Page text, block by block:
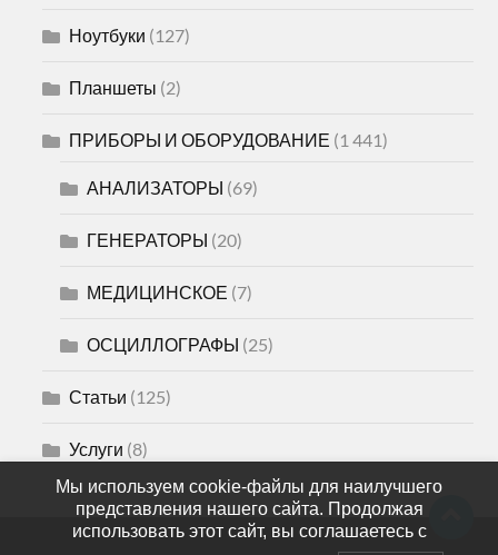
Ноутбуки (127)
Планшеты (2)
ПРИБОРЫ И ОБОРУДОВАНИЕ (1 441)
АНАЛИЗАТОРЫ (69)
ГЕНЕРАТОРЫ (20)
МЕДИЦИНСКОЕ (7)
ОСЦИЛЛОГРАФЫ (25)
Статьи (125)
Услуги (8)
Мы используем cookie-файлы для наилучшего
представления нашего сайта. Продолжая
использовать этот сайт, вы соглашаетесь с